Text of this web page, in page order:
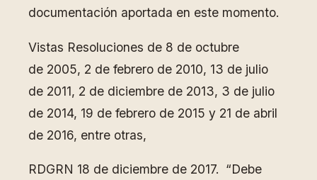
documentación aportada en este momento.
Vistas Resoluciones de 8 de octubre
de 2005, 2 de febrero de 2010, 13 de julio
de 2011, 2 de diciembre de 2013, 3 de julio
de 2014, 19 de febrero de 2015 y 21 de abril
de 2016, entre otras,
RDGRN 18 de diciembre de 2017. “Debe